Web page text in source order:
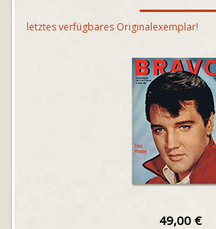
letztes verfügbares Originalexemplar!
49,00 €